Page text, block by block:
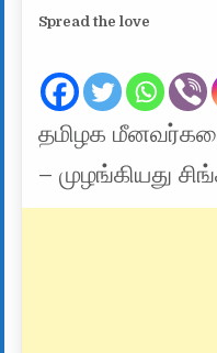
Spread the love
தமிழக
– முழங்கியது